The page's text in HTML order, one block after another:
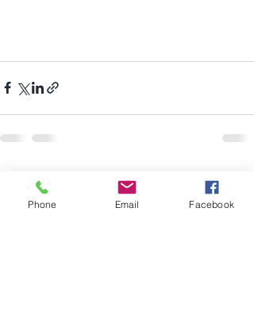
Posts récents Voir tout
Phone Email Facebook